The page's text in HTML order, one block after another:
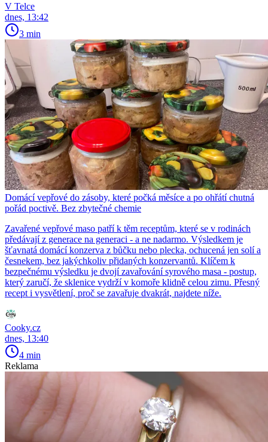
V Telce
dnes, 13:42
3 min
Domácí vepřové do zásoby, které počká měsíce a po ohřátí chutná
pořád poctivě. Bez zbytečné chemie
Zavařené vepřové maso patří k těm receptům, které se v rodinách
předávají z generace na generaci - a ne nadarmo. Výsledkem je
šťavnatá domácí konzerva z bůčku nebo plecka, ochucená jen solí a
česnekem, bez jakýchkoliv přidaných konzervantů. Klíčem k
bezpečnému výsledku je dvojí zavařování syrového masa - postup,
který zaručí, že sklenice vydrží v komoře klidně celou zimu. Přesný
recept i vysvětlení, proč se zavařuje dvakrát, najdete níže.
Cooky.cz
dnes, 13:40
4 min
Reklama